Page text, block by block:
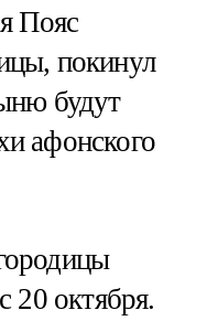
Пояс
покинул
будут
афонского
20 октября.